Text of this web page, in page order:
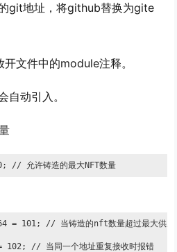
git地址，将github替换为gite
文件中的module注释。
自动引入。
// 允许铸造的最大NFT数量
= 101; // 当铸造的nft数量超过最大供应
102; // 当同一个地址重复接收时报错